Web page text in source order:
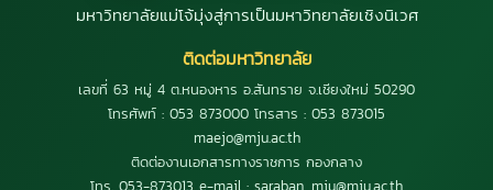
มหาวิทยาลัยแม่โจ้มุ่งสู่การเป็นมหาวิทยาลัยเชิงนิเวศ
ติดต่อมหาวิทยาลัย
เลขที่ 63 หมู่ 4 ต.หนองหาร อ.สันทราย จ.เชียงใหม่ 50290
โทรศัพท์ : 053 873000 โทรสาร : 053 873015
maejo@mju.ac.th
ติดต่องานเอกสารทางราชการ กองกลาง